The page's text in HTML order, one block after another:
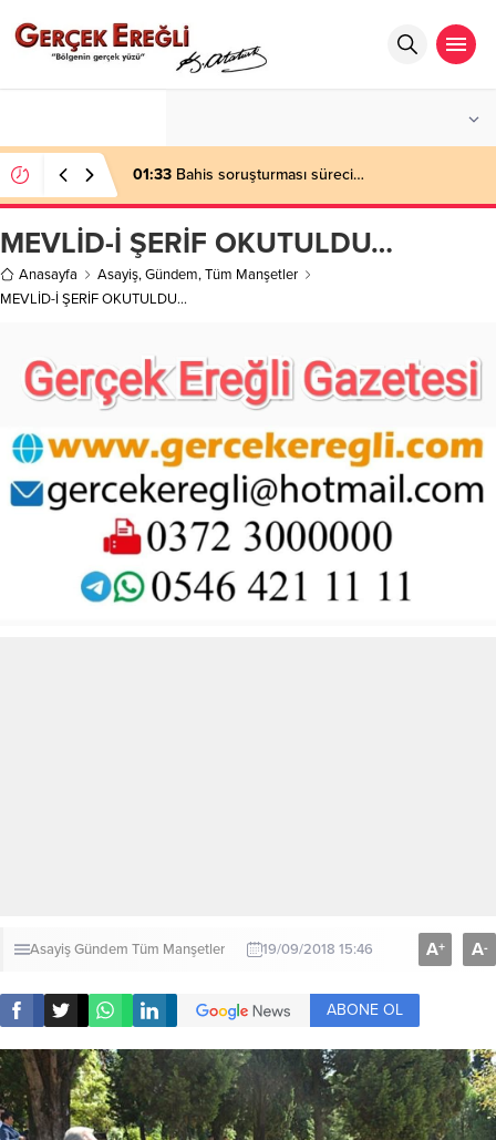
01:33 Bahis soruşturması süreci…
MEVLİD-İ ŞERİF OKUTULDU…
Anasayfa Asayiş,Gündem,Tüm Manşetler
MEVLİD-İ ŞERİF OKUTULDU…
AsayişGündem Tüm Manşetler 19/09/2018 15:46 A+ A-
ABONE OL